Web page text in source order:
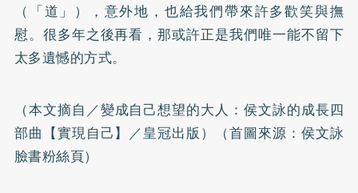
（「道」），意外地，也給我們帶來許多歡笑與撫
慰。很多年之後再看，那或許正是我們唯一能不留下
太多遺憾的方式。
（本文摘自／變成自己想望的大人：侯文詠的成長四
部曲【實現自己】 ／皇冠出版）（首圖來源： 侯文詠
臉書粉絲頁）